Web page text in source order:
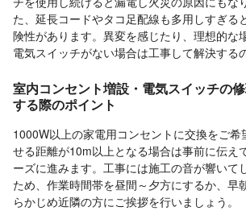
た、延長コードやタコ足配線も多用しすぎる
険性があります。異変を感じたり、理想的な
電気スイッチがない場合は工事して解決する
室内コンセント増設・電気スイッチの
する際のポイント
1000W以上の家電用コンセントに交換をご希
せる距離が10m以上となる場合は事前に伝え
ーズに進みます。工事には施工の音が響いて
ため、作業時間帯を昼間～夕方にするか、早
らかじめ近隣の方にご挨拶を行いましょう。